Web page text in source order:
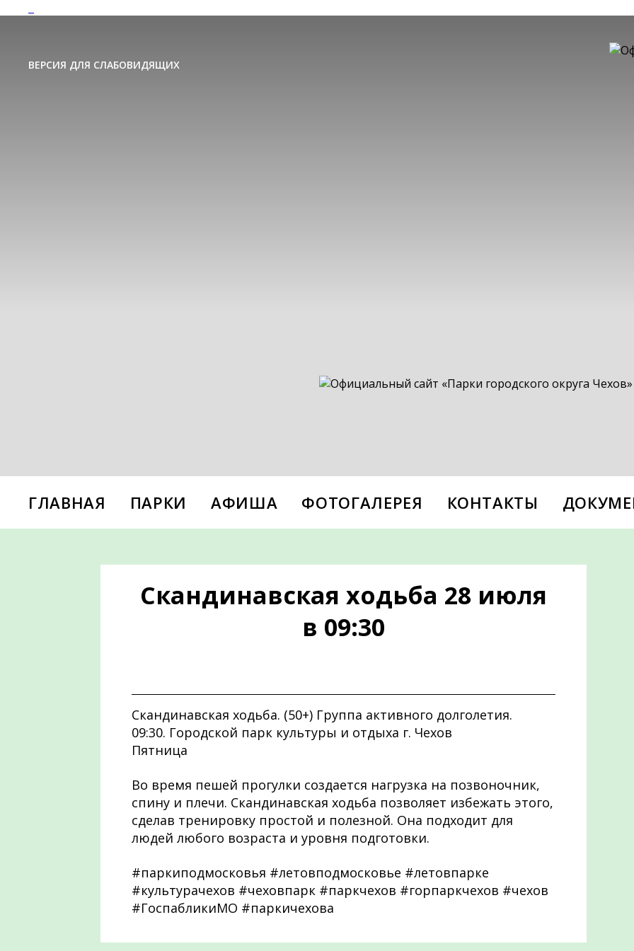
ВЕРСИЯ ДЛЯ СЛАБОВИДЯЩИХ
ГЛАВНАЯ ПАРКИ АФИША ФОТОГАЛЕРЕЯ КОНТАКТЫ
Скандинавская ходьба 28 июля
в 09:30
Скандинавская ходьба. (50+) Группа активного долголетия.
09:30. Городской парк культуры и отдыха г. Чехов
Пятница
Во время пешей прогулки создается нагрузка на позвоночник,
спину и плечи. Скандинавская ходьба позволяет избежать этого,
сделав тренировку простой и полезной. Она подходит для
людей любого возраста и уровня подготовки.
#паркиподмосковья #летовподмосковье #летовпарке
#культурачехов #чеховпарк #паркчехов #горпаркчехов #чехов
#ГоспабликиМО #паркичехова